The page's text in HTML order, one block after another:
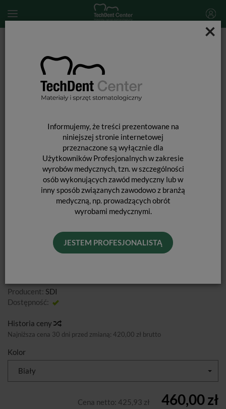
×
Informujemy, że treści prezentowane na
niniejszej stronie internetowej
przeznaczone są wyłącznie dla
Użytkowników Profesjonalnych w zakresie
wyrobów medycznych, tzn. w szczególności
osób wykonujących zawód medyczny lub w
inny sposób związanych zawodowo z branżą
medyczną, np. prowadzących obrót
wyrobami medycznymi.
JESTEM PROFESJONALISTĄ
MATERIAŁY GLASJONOMEROWE
Riva Protect kapsułki / 50 szt.
Producent: SDI
Dostępność:
Historia ceny
Najniższa cena 30 dni przed zmianą: 420,00 zł brutto
Kolor
Biały
Cena netto: 425,93 zł 460,00 zł